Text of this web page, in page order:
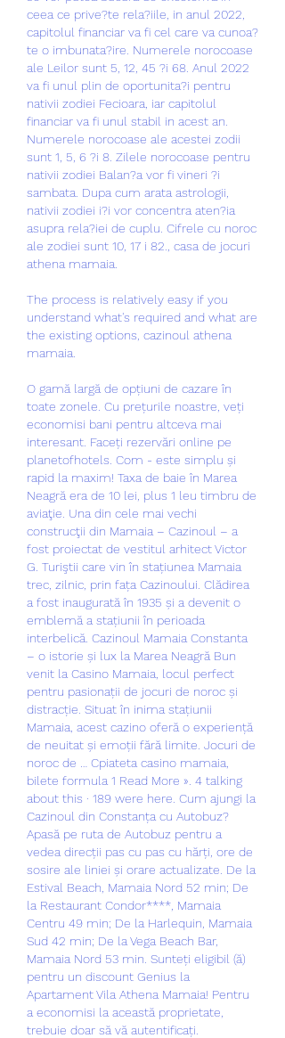
ceea ce prive?te rela?iile, in anul 2022,
capitolul financiar va fi cel care va cunoa?
te o imbunata?ire. Numerele norocoase
ale Leilor sunt 5, 12, 45 ?i 68. Anul 2022
va fi unul plin de oportunita?i pentru
nativii zodiei Fecioara, iar capitolul
financiar va fi unul stabil in acest an.
Numerele norocoase ale acestei zodii
sunt 1, 5, 6 ?i 8. Zilele norocoase pentru
nativii zodiei Balan?a vor fi vineri ?i
sambata. Dupa cum arata astrologii,
nativii zodiei i?i vor concentra aten?ia
asupra rela?iei de cuplu. Cifrele cu noroc
ale zodiei sunt 10, 17 i 82., casa de jocuri
athena mamaia.
The process is relatively easy if you
understand what's required and what are
the existing options, cazinoul athena
mamaia.
O gamă largă de opțiuni de cazare în
toate zonele. Cu prețurile noastre, veți
economisi bani pentru altceva mai
interesant. Faceți rezervări online pe
planetofhotels. Com - este simplu și
rapid la maxim! Taxa de baie în Marea
Neagră era de 10 lei, plus 1 leu timbru de
aviaţie. Una din cele mai vechi
construcţii din Mamaia – Cazinoul – a
fost proiectat de vestitul arhitect Victor
G. Turiştii care vin în stațiunea Mamaia
trec, zilnic, prin fața Cazinoului. Clădirea
a fost inaugurată în 1935 și a devenit o
emblemă a stațiunii în perioada
interbelică. Cazinoul Mamaia Constanta
– o istorie și lux la Marea Neagră Bun
venit la Casino Mamaia, locul perfect
pentru pasionații de jocuri de noroc și
distracție. Situat în inima stațiunii
Mamaia, acest cazino oferă o experiență
de neuitat și emoții fără limite. Jocuri de
noroc de … Cpiateta casino mamaia,
bilete formula 1 Read More ». 4 talking
about this · 189 were here. Cum ajungi la
Cazinoul din Constanța cu Autobuz?
Apasă pe ruta de Autobuz pentru a
vedea direcții pas cu pas cu hărți, ore de
sosire ale liniei și orare actualizate. De la
Estival Beach, Mamaia Nord 52 min; De
la Restaurant Condor****, Mamaia
Centru 49 min; De la Harlequin, Mamaia
Sud 42 min; De la Vega Beach Bar,
Mamaia Nord 53 min. Sunteți eligibil (ă)
pentru un discount Genius la
Apartament Vila Athena Mamaia! Pentru
a economisi la această proprietate,
trebuie doar să vă autentificați.